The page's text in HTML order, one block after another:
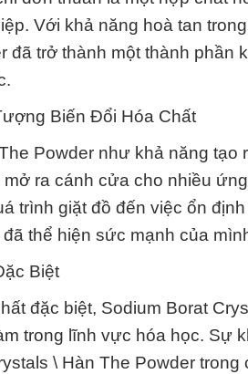
Với khả năng hoà tan
trở thành một thành phần
Biến Đổi Hóa Chất
Powder như khả năng tạo
ra cánh cửa cho nhiều
trình giặt đồ đến việc ổn
thể hiện sức mạnh của
Biệt
đặc biệt, Sodium Borat
trong lĩnh vực hóa học. Sự
\ Hàn The Powder